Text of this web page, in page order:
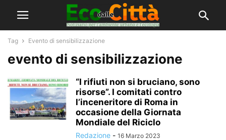
Tag Evento di sensibilizzazione
evento di sensibilizzazione
“I rifiuti non si bruciano, sono
risorse”. I comitati contro
l’inceneritore di Roma in
occasione della Giornata
Mondiale del Riciclo
Redazione - 16 Marzo 2023